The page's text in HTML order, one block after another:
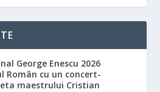
George Enescu 2026
Român cu un concert-
maestrului Cristian